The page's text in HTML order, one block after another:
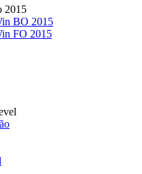
2015
BO 2015
FO 2015